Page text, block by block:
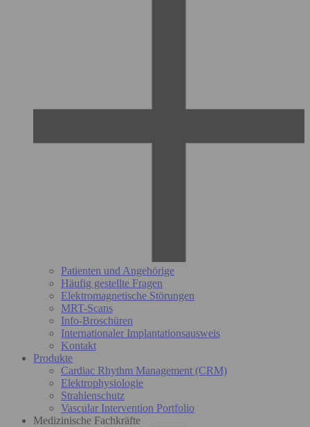
Patienten und Angehörige
Häufig gestellte Fragen
Elektromagnetische Störungen
MRT-Scans
Info-Broschüren
Internationaler Implantationsausweis
Kontakt
Produkte
Cardiac Rhythm Management (CRM)
Elektrophysiologie
Strahlenschutz
Vascular Intervention Portfolio
Medizinische Fachkräfte